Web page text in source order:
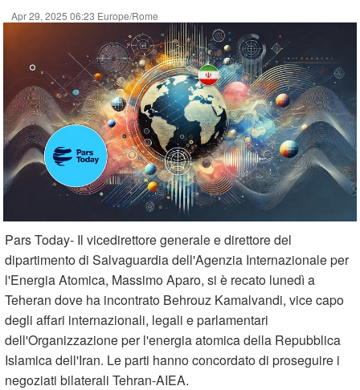
Apr 29, 2025 06:23 Europe/Rome
Pars Today- Il vicedirettore generale e direttore del
dipartimento di Salvaguardia dell'Agenzia Internazionale per
l'Energia Atomica, Massimo Aparo, si è recato lunedì a
Teheran dove ha incontrato Behrouz Kamalvandi, vice capo
degli affari internazionali, legali e parlamentari
dell'Organizzazione per l'energia atomica della Repubblica
Islamica dell'Iran. Le parti hanno concordato di proseguire i
negoziati bilaterali Tehran-AIEA.